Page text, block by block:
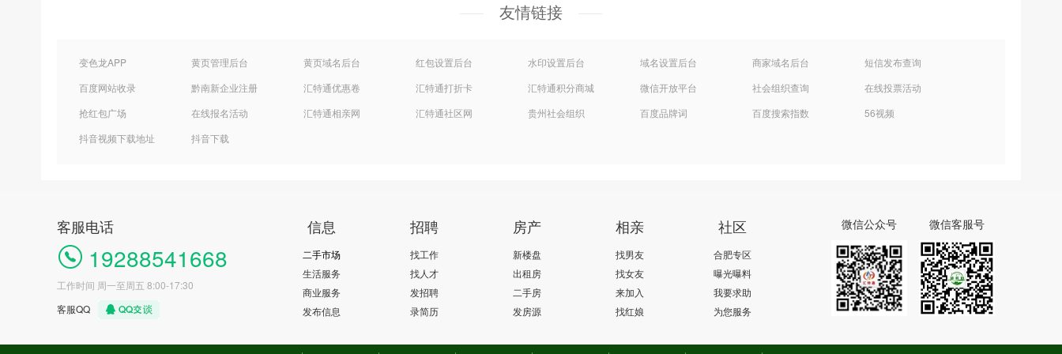
友情链接
变色龙APP 黄页管理后台 黄页域名后台 红包设置后台 水印设置后台 域名设置后台 商家域名后台
短信发布查询
百度网站收录
黔南新企业注册 汇特通优惠卷 汇特通打折卡 汇特通积分商城 微信开放平台 社会组织查询
在线投票活动
抢红包广场
在线报名活动 汇特通相亲网 汇特通社区网 贵州社会组织 百度品牌词 百度搜索指数
56视频
抖音视频下载地址
抖音下载
客服电话
19288541668
工作时间 周一至周五 8:00-17:30
客服QQ
信息
二手市场
生活服务
商业服务
发布信息
招聘
找工作
找人才
发招聘
录简历
房产
新楼盘
出租房
二手房
发房源
相亲
找男友
找女友
来加入
找红娘
社区
合肥专区
曝光曝料
我要求助
为您服务
微信公众号 微信客服号